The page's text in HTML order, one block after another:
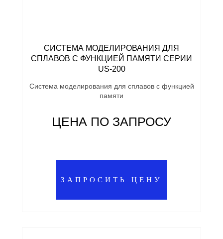
СИСТЕМА МОДЕЛИРОВАНИЯ ДЛЯ
СПЛАВОВ С ФУНКЦИЕЙ ПАМЯТИ СЕРИИ
US-200
Система моделирования для сплавов с функцией
памяти
ЦЕНА ПО ЗАПРОСУ
ЗАПРОСИТЬ ЦЕНУ